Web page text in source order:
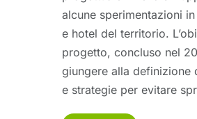
alcune sperimentazioni
e hotel del territorio.
progetto, concluso nel
giungere alla definizione
e strategie per evitare